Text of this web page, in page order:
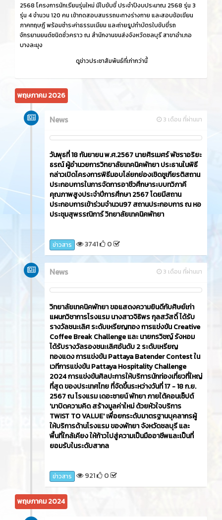
2568 โครงการนักเรียนรุ่นใหม่ มีใบขับขี่ ประจำปีงบประมาณ 2568 รุ่น 3
รุ่น 4 จำนวน 120 คน เข้าทดสอบสมรรถนะทางร่างกาย และสอบข้อเขียน
ภาคทฤษฎี พร้อมชำระค่าธรรมเนียม และถ่ายรูปทำบัตรใบขับขี่รถ
จักรยานยนต์ชนิดชั่วคราว ณ สำนักงานขนส่งจังหวัดชลบุรี สาขาอำเภอ
บางละมุง
ดูข่าวประชาสัมพันธ์ที่เก่ากว่านี้
พฤษภาคม 2026
3 เดือน ที่ผ่านมา
News
วันพุธที่ 18 กันยายน พ.ศ.2567 นายศิรเมศร์ พัชราอริยะ
ธรณ์ ผู้อำนวยการวิทยาลัยเทคนิคพัทยา ประธานในพิธี
กล่าวเปิดโครงการพิธีมอบโล่ยกย่องเชิดชูเกียรติสถาน
ประกอบการในการจัดการอาชีวศึกษาระบบทวิภาคี
คุณภาพสูงประจำปีการศึกษา 2567 โดยมีสถาน
ประกอบการเข้าร่วมจำนวน97 สถานประกอบการ ณ หอ
ประชุมสุพรรณิการ์ วิทยาลัยเทคนิคพัทยา
ข่าวสาร 3741 0
3 เดือน ที่ผ่านมา
News
วิทยาลัยเทคนิคพัทยา ขอแสดงความยินดีกับศิษย์เก่า
แผนกวิชาการโรงแรม นางสาวจิธิพร กุลสวัสดิ์ ได้รับ
รางวัลชนะเลิศ ระดับเหรียญทอง การแข่งขัน Creative
Coffee Break Challenge และ นายกรวิชญ์ รังหอม
ได้รับรางวัลรองชนะเลิศอันดับ 2 ระดับเหรียญ
ทองแดง การแข่งขัน Pattaya Batender Contest ใน
เวทีการแข่งขัน Pattaya Hospitality Challenge
2024 การแข่งขันศิลปะการให้บริการนักท่องเที่ยวที่ใหญ่
ที่สุด ของประเทศไทย ที่จัดขึ้นระหว่างวันที่ 17 - 18 ก.ย.
2567 ณ โรงแรม เดอะซายน์ พัทยา ภายใต้คอนเซ็ปต์
'มาบิดความคิด สร้างมูลค่าใหม่ ด้วยหัวใจบริการ
TWIST TO VALUE' เพื่อยกระดับมาตรฐานบุคลากรผู้
ให้บริการด้านโรงแรม ของพัทยา จังหวัดชลบุรี และ
พื้นที่ใกล้เคียง ให้ก้าวไปสู่ความเป็นมืออาชีพและเป็นที่
ยอมรับในระดับสากล
ข่าวสาร 921 0
พฤษภาคม 2024